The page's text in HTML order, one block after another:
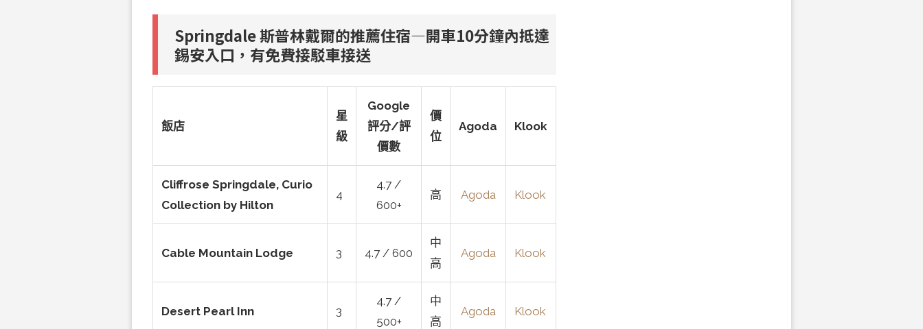
Springdale 斯普林戴爾的推薦住宿—開車10分鐘內抵達
錫安入口，有免費接駁車接送
飯店
星
級
Google
評分/評
價數
價
位
Agoda Klook
Cliffrose Springdale, Curio
Collection by Hilton
4
4.7 /
600+
高 Agoda Klook
Cable Mountain Lodge 3 4.7 / 600
中
高
Agoda Klook
Desert Pearl Inn 3
4.7 /
500+
中
高
Agoda Klook